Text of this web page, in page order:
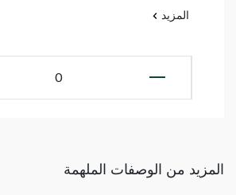
المزيد
0
المزيد من الوصفات الملهمة